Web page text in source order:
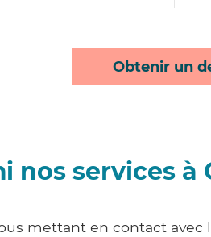
Obtenir un
nos services à
mettant en contact